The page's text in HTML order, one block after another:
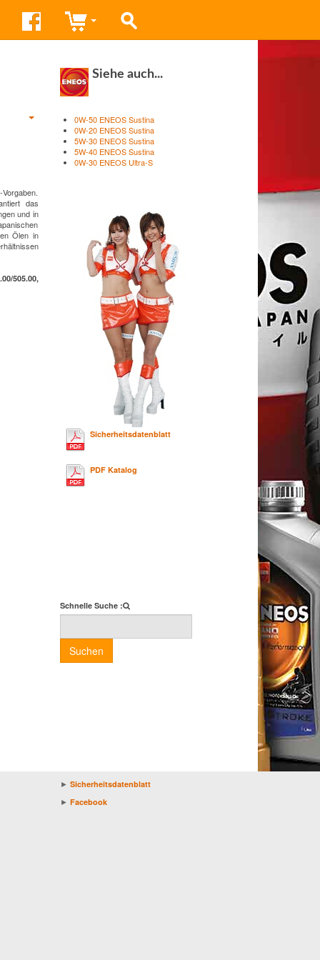
das
und in
Ölen in
505.00,
Siehe auch...
0W-50 ENEOS Sustina
0W-20 ENEOS Sustina
5W-30 ENEOS Sustina
5W-40 ENEOS Sustina
0W-30 ENEOS Ultra-S
Sicherheitsdatenblatt
PDF Katalog
Schnelle Suche :
Suchen
► Sicherheitsdatenblatt
► Facebook